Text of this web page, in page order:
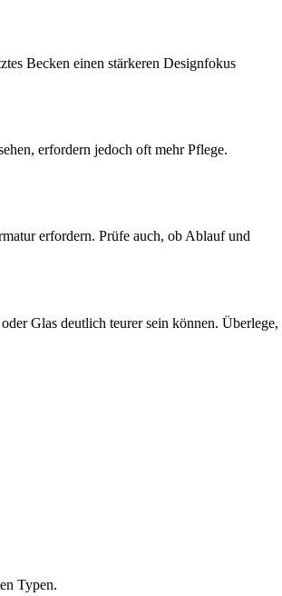
Becken einen stärkeren Designfokus
erfordern jedoch oft mehr Pflege.
erfordern. Prüfe auch, ob Ablauf und
Glas deutlich teurer sein können. Überlege,
Typen.